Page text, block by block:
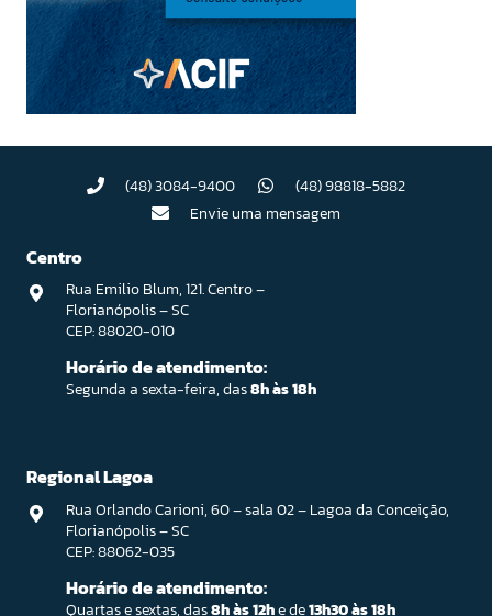
(48) 3084-9400
(48) 98818-5882
Envie uma mensagem
Centro
Rua Emilio Blum, 121. Centro –
Florianópolis – SC
CEP: 88020-010
Horário de atendimento:
Segunda a sexta-feira, das8h às 18h
Regional Lagoa
Rua Orlando Carioni, 60 – sala 02 – Lagoa da Conceição,
Florianópolis – SC
CEP: 88062-035
Horário de atendimento:
Quartas e sextas, das8h às 12he de13h30 às 18h